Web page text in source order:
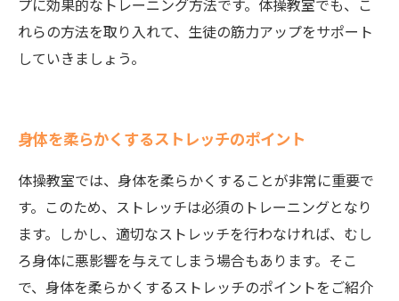
プに効果的なトレーニング方法です。体操教室でも、こ
れらの方法を取り入れて、生徒の筋力アップをサポート
していきましょう。
身体を柔らかくするストレッチのポイント
体操教室では、身体を柔らかくすることが非常に重要で
す。このため、ストレッチは必須のトレーニングとなり
ます。しかし、適切なストレッチを行わなければ、むし
ろ身体に悪影響を与えてしまう場合もあります。そこ
で、身体を柔らかくするストレッチのポイントをご紹介